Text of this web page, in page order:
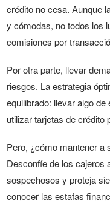
crédito no cesa. Aunque
y cómodas, no todos los
comisiones por
Por otra parte, llevar
riesgos. La estrategia
equilibrado: llevar algo
utilizar tarjetas de crédito
Pero, ¿cómo mantener a
Desconfíe de los cajeros
sospechosos y proteja
conocer las estafas